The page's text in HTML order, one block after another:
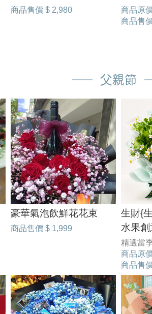
商品售價 $ 2,980
商品原
商品售
父親節
豪華氣泡飲鮮花花束
商品售價 $ 1,999
生財{
水果
精選當
商品原
商品售